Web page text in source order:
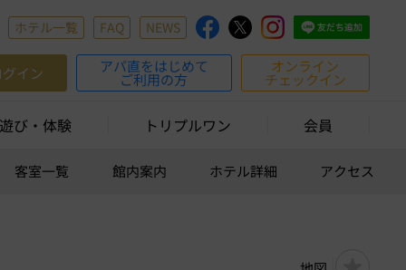
ホテル一覧 FAQ NEWS
グイン アパ直をはじめて
ご利用の方
オンライン
チェックイン
遊び・体験 トリプルワン 会員
客室一覧 館内案内 ホテル詳細 アクセス